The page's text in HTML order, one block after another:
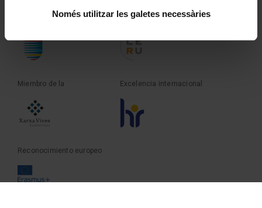
Només utilitzar les galetes necessàries
Fundadora de la Miembro de la
Miembro de la Excelencia internacional
Reconocimiento europeo